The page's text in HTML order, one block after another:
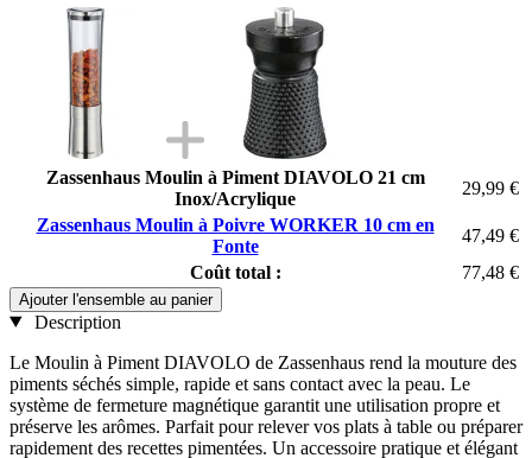
Zassenhaus Moulin à Piment DIAVOLO 21 cm
Inox/Acrylique
29,99 €
Zassenhaus Moulin à Poivre WORKER 10 cm en
Fonte
47,49 €
Coût total :
77,48 €
Ajouter l'ensemble au panier
Description
Le Moulin à Piment DIAVOLO de Zassenhaus rend la mouture des
piments séchés simple, rapide et sans contact avec la peau. Le
système de fermeture magnétique garantit une utilisation propre et
préserve les arômes. Parfait pour relever vos plats à table ou préparer
rapidement des recettes pimentées. Un accessoire pratique et élégant